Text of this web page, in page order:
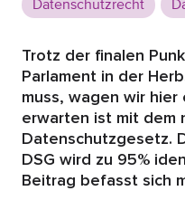
Datenschutzrecht
Trotz der finalen
Parlament in der
muss, wagen wir hier
erwarten ist mit dem
Datenschutzgesetz.
DSG wird zu 95%
Beitrag befasst sich